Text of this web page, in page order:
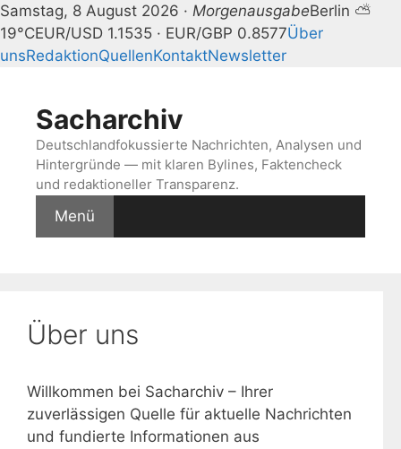
Samstag, 8 August 2026 · MorgenausgabeBerlin ⛅
19°CEUR/USD 1.1535 · EUR/GBP 0.8577Über
unsRedaktionQuellenKontaktNewsletter
springenSacharchiv
Deutschlandfokussierte Nachrichten, Analysen und
Hintergründe — mit klaren Bylines, Faktencheck
und redaktioneller Transparenz.
Menü
Über uns
Willkommen bei Sacharchiv – Ihrer
zuverlässigen Quelle für aktuelle Nachrichten
und fundierte Informationen aus